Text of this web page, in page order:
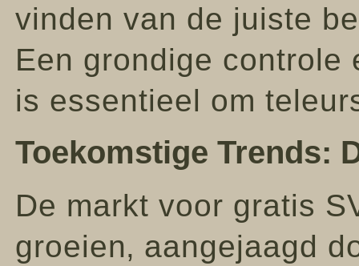
vinden van de juiste
Een grondige controle
is essentieel om
Toekomstige Trends:
De markt voor gratis
groeien‚ aangejaagd